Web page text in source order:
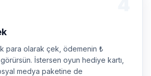
para olarak çek, ödemenin ₺
görürsün. İstersen oyun hediye kartı,
medya paketine de